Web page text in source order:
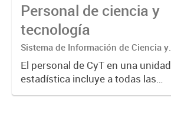
Personal de ciencia y
tecnología
Sistema de Información de Ciencia y
Tecnología Argentino (SICYTAR)
El personal de CyT en una unidad
estadística incluye a todas las
personas involucradas